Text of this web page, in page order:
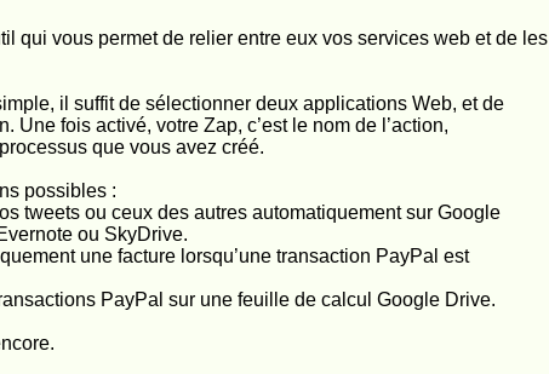
qui vous permet de relier entre eux vos services web et de les
il suffit de sélectionner deux applications Web, et de
Une fois activé, votre Zap, c’est le nom de l’action,
que vous avez créé.
possibles :
tweets ou ceux des autres automatiquement sur Google
ou SkyDrive.
une facture lorsqu’une transaction PayPal est
PayPal sur une feuille de calcul Google Drive.